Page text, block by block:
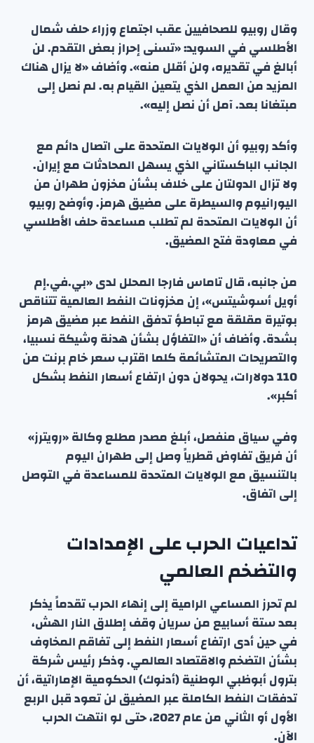
وقال روبيو للصحافيين عقب اجتماع وزراء حلف شمال
الأطلسي في السويد: «تسنى إحراز بعض التقدم. لن
أبالغ في تقديره، ولن أقلل منه». وأضاف «لا يزال هناك
المزيد من العمل الذي يتعين القيام به. لم نصل إلى
مبتغانا بعد. آمل أن نصل إليه».
وأكد روبيو أن الولايات المتحدة على اتصال دائم مع
الجانب الباكستاني الذي يسهل المحادثات مع إيران.
ولا تزال الدولتان على خلاف بشأن مخزون طهران من
اليورانيوم والسيطرة على مضيق هرمز. وأوضح روبيو
أن الولايات المتحدة لم تطلب مساعدة حلف الأطلسي
في معاودة فتح المضيق.
من جانبه، قال تاماس فارجا المحلل لدى «بي.في.إم
أويل أسوشيتس»، إن مخزونات النفط العالمية تتناقص
بوتيرة مقلقة مع تباطؤ تدفق النفط عبر مضيق هرمز
بشدة. وأضاف أن «التفاؤل بشأن هدنة وشيكة نسبيا،
والتصريحات المتشائمة كلما اقترب سعر خام برنت من
110 دولارات، يحولان دون ارتفاع أسعار النفط بشكل
أكبر».
وفي سياق منفصل، أبلغ مصدر مطلع وكالة «رويترز»
أن فريق تفاوض قطرياً وصل إلى طهران اليوم
بالتنسيق مع الولايات المتحدة للمساعدة في التوصل
إلى اتفاق.
تداعيات الحرب على الإمدادات
والتضخم العالمي
لم تحرز المساعي الرامية إلى إنهاء الحرب تقدماً يذكر
بعد ستة أسابيع من سريان وقف إطلاق النار الهش،
في حين أدى ارتفاع أسعار النفط إلى تفاقم المخاوف
بشأن التضخم والاقتصاد العالمي. وذكر رئيس شركة
بترول أبوظبي الوطنية (أدنوك) الحكومية الإماراتية، أن
تدفقات النفط الكاملة عبر المضيق لن تعود قبل الربع
الأول أو الثاني من عام 2027، حتى لو انتهت الحرب
الآن.